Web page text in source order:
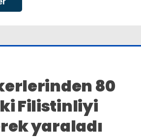
80
Filistinliyi
yaraladı